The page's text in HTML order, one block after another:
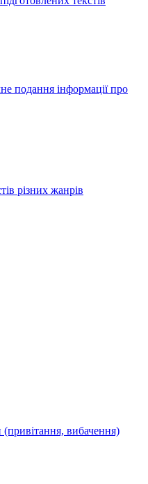
подання інформації про
різних жанрів
вибачення)